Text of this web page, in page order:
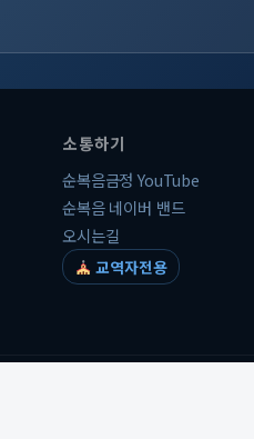
소통하기
순복음금정 YouTube
순복음 네이버 밴드
오시는길
교역자전용